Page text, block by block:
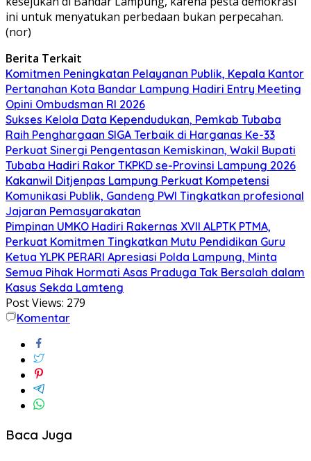
ini untuk menyatukan perbedaan bukan perpecahan.
(nor)
Berita Terkait
Komitmen Peningkatan Pelayanan Publik, Kepala Kantor
Pertanahan Kota Bandar Lampung Hadiri Entry Meeting
Opini Ombudsman RI 2026
Sukses Kelola Data Kependudukan, Pemkab Tubaba
Raih Penghargaan SIGA Terbaik di Harganas Ke-33
Perkuat Sinergi Pengentasan Kemiskinan, Wakil Bupati
Tubaba Hadiri Rakor TKPKD se-Provinsi Lampung 2026
Kakanwil Ditjenpas Lampung Perkuat Kompetensi
Komunikasi Publik, Gandeng PWI Tingkatkan profesional
Jajaran Pemasyarakatan
Pimpinan UMKO Hadiri Rakernas XVII ALPTK PTMA,
Perkuat Komitmen Tingkatkan Mutu Pendidikan Guru
Ketua YLPK PERARI Apresiasi Polda Lampung, Minta
Semua Pihak Hormati Asas Praduga Tak Bersalah dalam
Kasus Sekda Lamteng
Post Views: 279
Komentar
Baca Juga